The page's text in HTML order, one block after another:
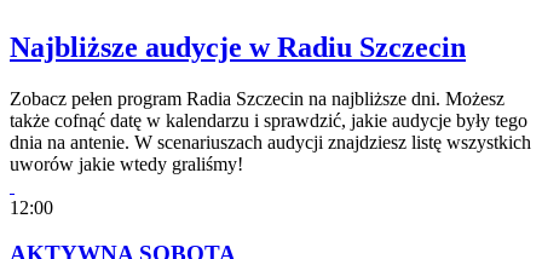
Najbliższe audycje w Radiu Szczecin
Zobacz pełen program Radia Szczecin na najbliższe dni. Możesz
także cofnąć datę w kalendarzu i sprawdzić, jakie audycje były tego
dnia na antenie. W scenariuszach audycji znajdziesz listę wszystkich
uworów jakie wtedy graliśmy!
12:00